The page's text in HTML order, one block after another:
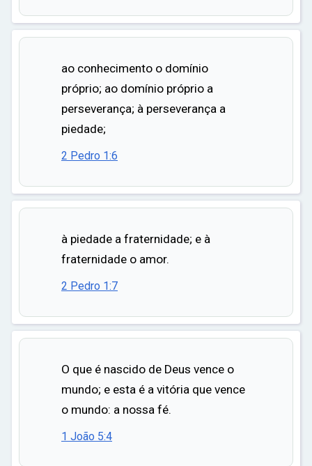
ao conhecimento o domínio
próprio; ao domínio próprio a
perseverança; à perseverança a
piedade;
2 Pedro 1:6
à piedade a fraternidade; e à
fraternidade o amor.
2 Pedro 1:7
O que é nascido de Deus vence o
mundo; e esta é a vitória que vence
o mundo: a nossa fé.
1 João 5:4